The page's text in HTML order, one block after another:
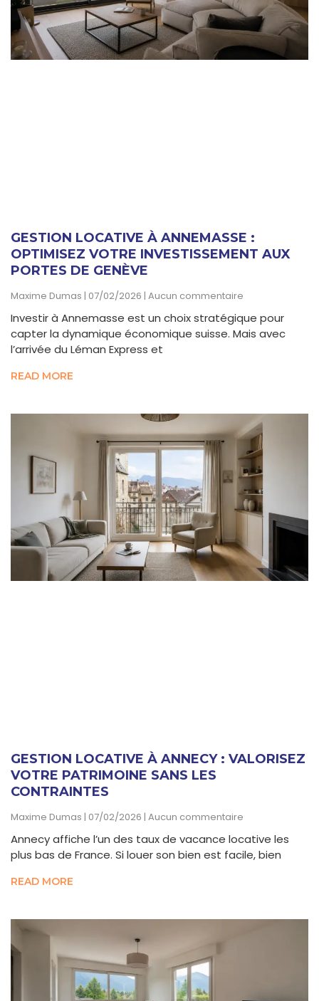
GESTION LOCATIVE À ANNEMASSE :
OPTIMISEZ VOTRE INVESTISSEMENT AUX
PORTES DE GENÈVE
Maxime Dumas 07/02/2026 Aucun commentaire
Investir à Annemasse est un choix stratégique pour
capter la dynamique économique suisse. Mais avec
l’arrivée du Léman Express et
READ MORE
GESTION LOCATIVE À ANNECY : VALORISEZ
VOTRE PATRIMOINE SANS LES
CONTRAINTES
Maxime Dumas 07/02/2026 Aucun commentaire
Annecy affiche l’un des taux de vacance locative les
plus bas de France. Si louer son bien est facile, bien
READ MORE